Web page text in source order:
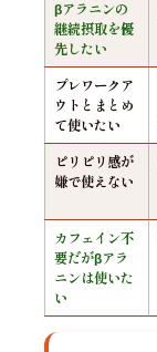
βアラニンの
継続摂取を優
先したい
プレワークア
ウトとまとめ
て使いたい
ピリピリ感が
嫌で使えない
カフェイン不
要だがβアラ
ニンは使いた
い